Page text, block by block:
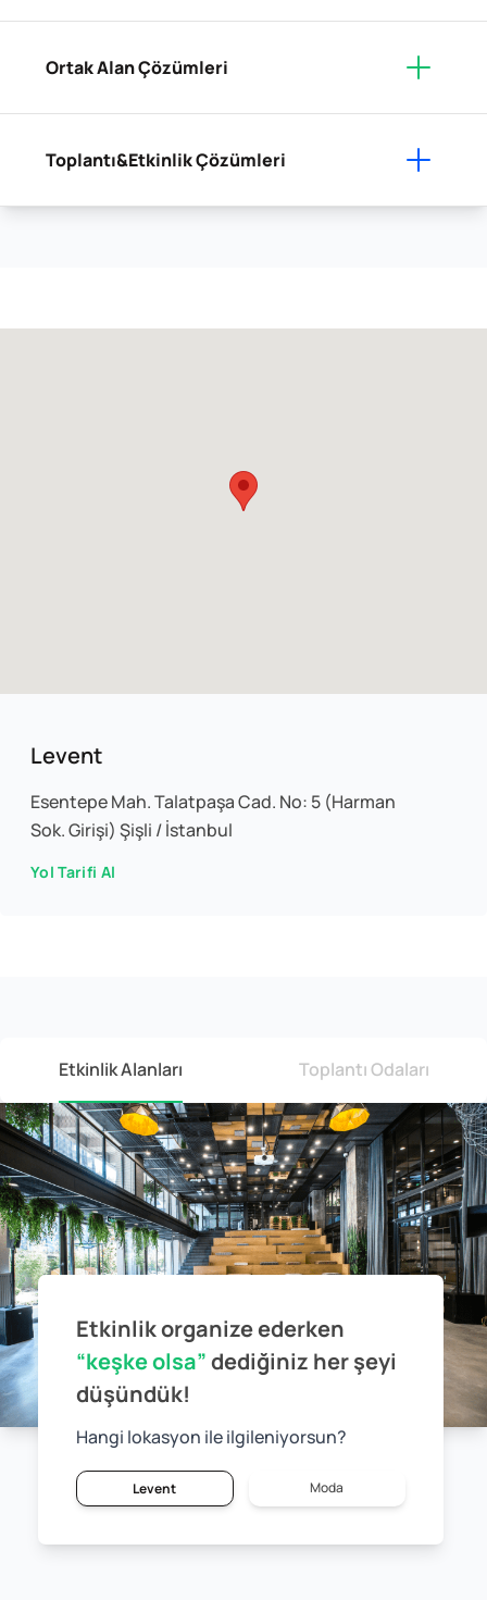
Ortak Alan Çözümleri
Toplantı&Etkinlik Çözümleri
Levent
Esentepe Mah. Talatpaşa Cad. No: 5 (Harman
Sok. Girişi) Şişli / İstanbul
Yol Tarifi Al
Etkinlik Alanları Toplantı Odaları
Etkinlik organize ederken
“keşke olsa”dediğiniz her şeyi
düşündük!
Hangi lokasyon ile ilgileniyorsun?
Levent Moda